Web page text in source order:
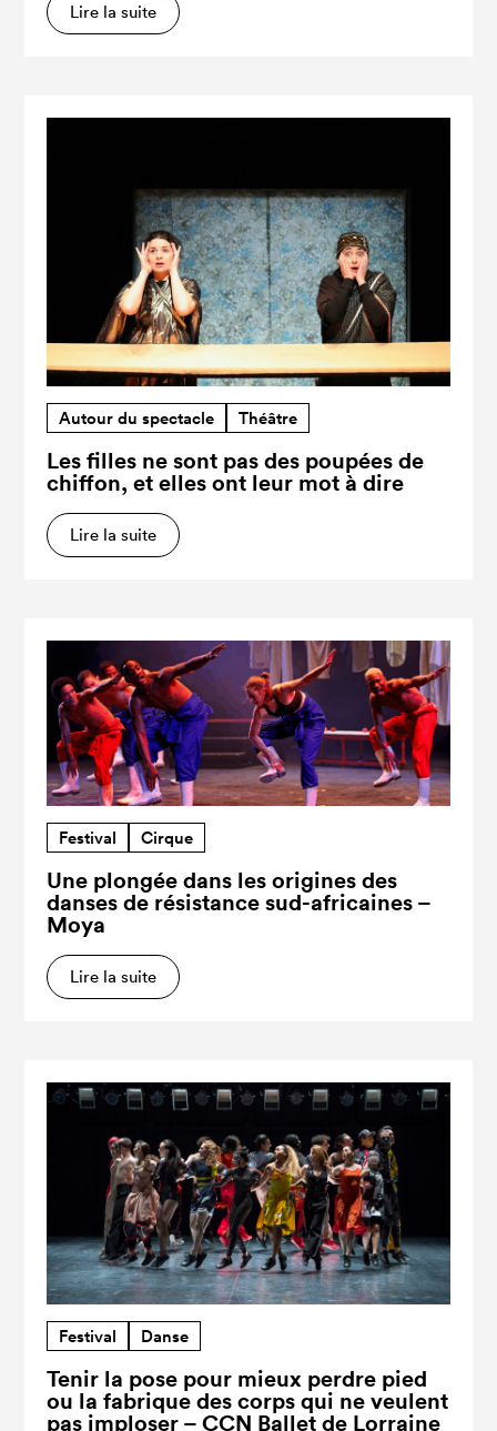
Lire la suite
Autour du spectacle Théâtre
Les filles ne sont pas des poupées de
chiffon, et elles ont leur mot à dire
Lire la suite
Festival Cirque
Une plongée dans les origines des
danses de résistance sud-africaines –
Moya
Lire la suite
Festival Danse
Tenir la pose pour mieux perdre pied
ou la fabrique des corps qui ne veulent
pas imploser – CCN Ballet de Lorraine